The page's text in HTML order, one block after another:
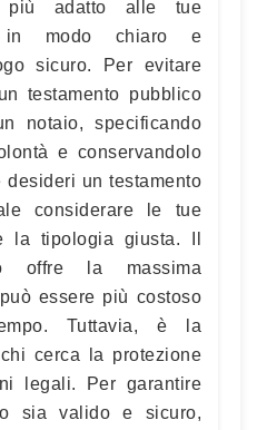
più adatto alle tue
in modo chiaro e
sicuro. Per evitare
testamento pubblico
notaio, specificando
e conservandolo
un testamento
considerare le tue
la tipologia giusta. Il
offre la massima
essere più costoso
Tuttavia, è la
cerca la protezione
legali. Per garantire
sia valido e sicuro,